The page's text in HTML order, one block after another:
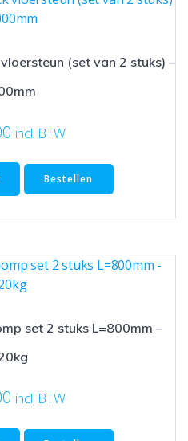
(set van 2 stuks) –
incl. BTW
Bestellen
set 2 stuks L=800mm –
incl. BTW